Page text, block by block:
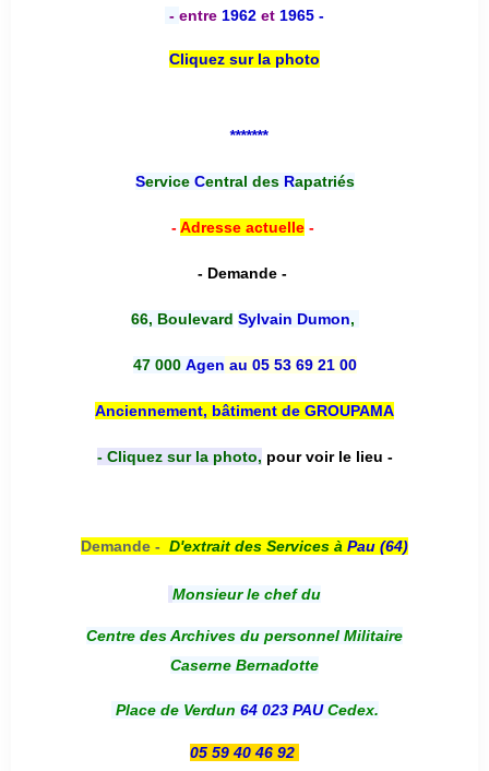
- entre 1962 et 1965 -
Cliquez sur la photo
*******
Service Central desRapatriés
-Adresse actuelle-
- Demande -
66, Boulevard Sylvain Dumon,
47 000 Agen au 05 53 69 21 00
Anciennement, bâtiment de GROUPAMA
- Cliquez sur la photo, pour voir le lieu -
Demande - D'extrait des Services à Pau (64)
Monsieur le chef du
Centre des Archives du personnel Militaire
Caserne Bernadotte
Place de Verdun 64 023 PAUCedex.
05 59 40 46 92